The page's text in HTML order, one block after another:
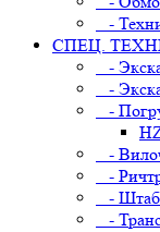
-
СПЕЦ.
-
-
-
-
-
-
-